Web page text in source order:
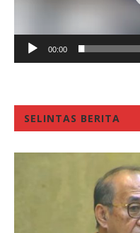
00:00
SELINTAS BERITA